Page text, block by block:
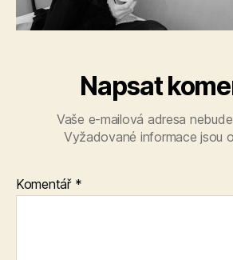
Napsat
Vaše e-mailová adresa
Vyžadované informace jsou
Komentář *